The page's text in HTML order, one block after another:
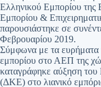
Ελληνικού Εμπορίου της
Εμπορίου &
παρουσιάστηκε σε
Φεβρουαρίου 2019.
Σύμφωνα με τα ευρήματα
εμπορίου στο ΑΕΠ της
καταγράφηκε αύξηση
(ΔΚΕ) στο λιανικό